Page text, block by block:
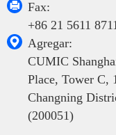

Fax:
+86 21 5611 8711

Agregar:
CUMIC
Place, Tower C,
Changning
(200051)